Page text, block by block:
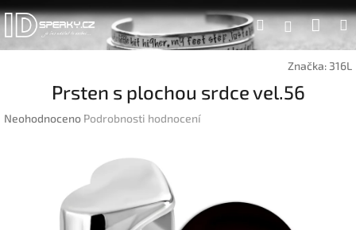
Přejít
na
obsah
Hledat
Značka: 316L
Prsten s plochou srdce vel.56
Průměrné
Neohodnoceno Podrobnosti hodnocení